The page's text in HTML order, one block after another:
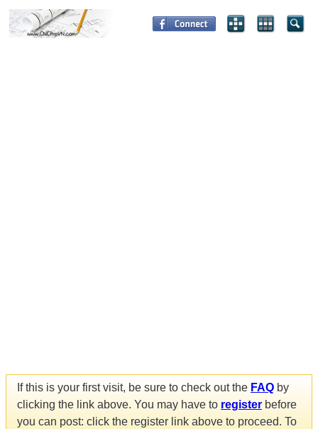
If this is your first visit, be sure to check out the FAQ by
clicking the link above. You may have to register before
you can post: click the register link above to proceed. To